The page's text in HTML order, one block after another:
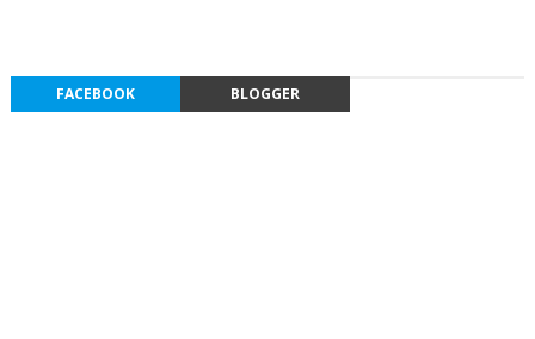
FACEBOOK BLOGGER